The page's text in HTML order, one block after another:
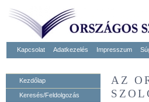
Kapcsolat Adatkezelés Impresszum
Kezdőlap
Keresés/Feldolgozás
AZ